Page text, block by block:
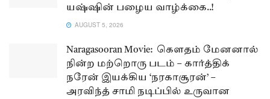
யஷ்ஷின் பழைய வாழ்க்கை..!
AUGUST 5, 2026
Naragasooran Movie: கௌதம் மேனனால்
நின்ற மற்றொரு படம் – கார்த்திக்
நரேன் இயக்கிய ‘நரகாசூரன்’ –
அரவிந்த் சாமி நடிப்பில் உருவான